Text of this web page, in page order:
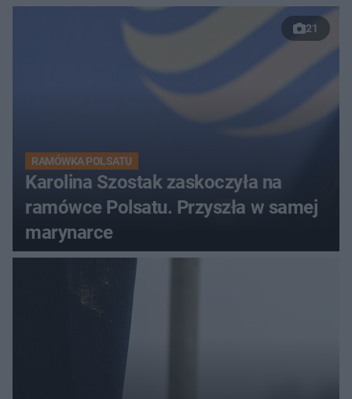
21
RAMÓWKA POLSATU
Karolina Szostak zaskoczyła na
ramówce Polsatu. Przyszła w samej
marynarce